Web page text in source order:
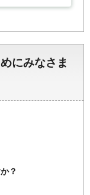
にみなさま
？